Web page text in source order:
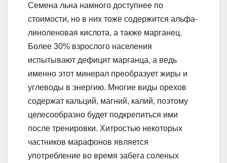
Семена льна намного доступнее по
стоимости, но в них тоже содержится альфа-
линоленовая кислота, а также марганец.
Более 30% взрослого населения
испытывают дефицит марганца, а ведь
именно этот минерал преобразует жиры и
углеводы в энергию. Многие виды орехов
содержат кальций, магний, калий, поэтому
целесообразно будет подкрепиться ими
после тренировки. Хитростью некоторых
частников марафонов является
употребление во время забега соленых